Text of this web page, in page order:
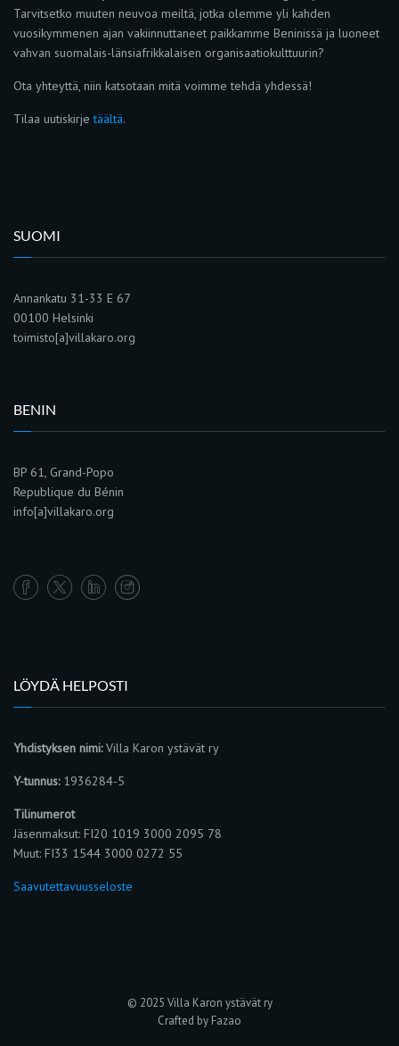
Tarvitsetko muuten neuvoa meiltä, jotka olemme yli kahden
vuosikymmenen ajan vakiinnuttaneet paikkamme Beninissä ja luoneet
vahvan suomalais-länsiafrikkalaisen organisaatiokulttuurin?
Ota yhteyttä, niin katsotaan mitä voimme tehdä yhdessä!
Tilaa uutiskirjetäältä.
SUOMI
Annankatu 31-33 E 67
00100 Helsinki
toimisto[a]villakaro.org
BENIN
BP 61, Grand-Popo
Republique du Bénin
info[a]villakaro.org
LÖYDÄ HELPOSTI
Yhdistyksen nimi:Villa Karon ystävät ry
Y-tunnus:1936284-5
Tilinumerot
Jäsenmaksut: FI20 1019 3000 2095 78
Muut: FI33 1544 3000 0272 55
Saavutettavuusseloste
© 2025 Villa Karon ystävät ry
Crafted by Fazao